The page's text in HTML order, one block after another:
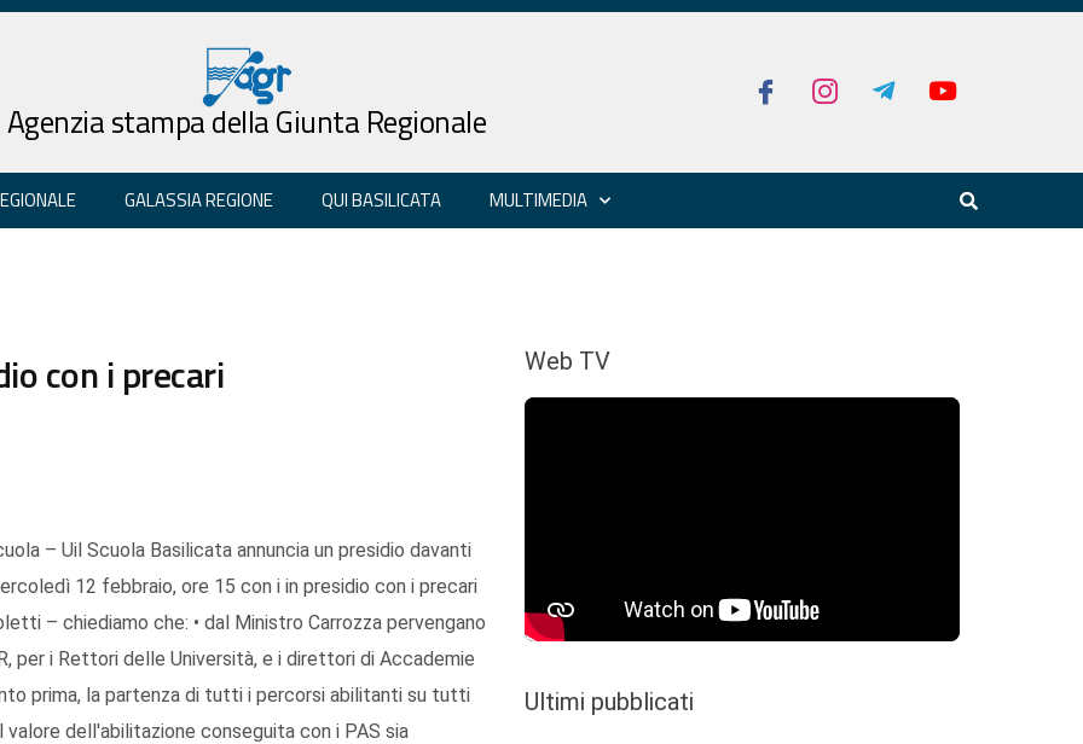
Agenzia stampa della Giunta Regionale
GALASSIA REGIONE QUI BASILICATA MULTIMEDIA
con i precari
– Uil Scuola Basilicata annuncia un presidio davanti
12 febbraio, ore 15 con i in presidio con i precari
– chiediamo che: • dal Ministro Carrozza pervengano
per i Rettori delle Università, e i direttori di Accademie
prima, la partenza di tutti i percorsi abilitanti su tutti
dell'abilitazione conseguita con i PAS sia
Web TV
Ultimi pubblicati